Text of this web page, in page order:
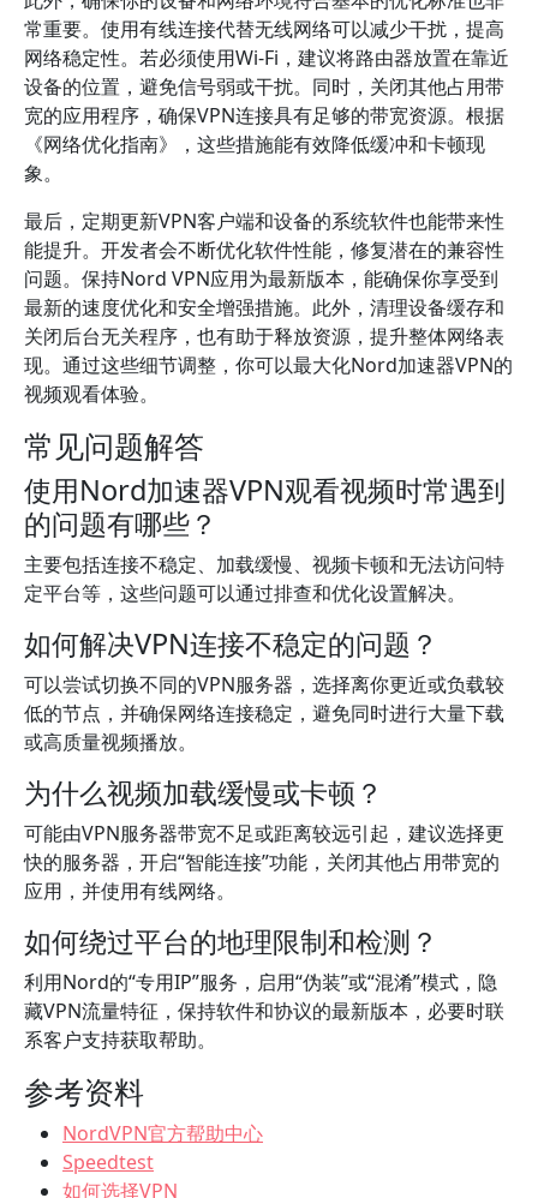
常重要。使用有线连接代替无线网络可以减少干扰，提高
网络稳定性。若必须使用Wi-Fi，建议将路由器放置在靠近
设备的位置，避免信号弱或干扰。同时，关闭其他占用带
宽的应用程序，确保VPN连接具有足够的带宽资源。根据
《网络优化指南》，这些措施能有效降低缓冲和卡顿现
象。
最后，定期更新VPN客户端和设备的系统软件也能带来性
能提升。开发者会不断优化软件性能，修复潜在的兼容性
问题。保持Nord VPN应用为最新版本，能确保你享受到
最新的速度优化和安全增强措施。此外，清理设备缓存和
关闭后台无关程序，也有助于释放资源，提升整体网络表
现。通过这些细节调整，你可以最大化Nord加速器VPN的
视频观看体验。
常见问题解答
使用Nord加速器VPN观看视频时常遇到
的问题有哪些？
主要包括连接不稳定、加载缓慢、视频卡顿和无法访问特
定平台等，这些问题可以通过排查和优化设置解决。
如何解决VPN连接不稳定的问题？
可以尝试切换不同的VPN服务器，选择离你更近或负载较
低的节点，并确保网络连接稳定，避免同时进行大量下载
或高质量视频播放。
为什么视频加载缓慢或卡顿？
可能由VPN服务器带宽不足或距离较远引起，建议选择更
快的服务器，开启“智能连接”功能，关闭其他占用带宽的
应用，并使用有线网络。
如何绕过平台的地理限制和检测？
利用Nord的“专用IP”服务，启用“伪装”或“混淆”模式，隐
藏VPN流量特征，保持软件和协议的最新版本，必要时联
系客户支持获取帮助。
参考资料
NordVPN官方帮助中心
Speedtest
如何选择VPN